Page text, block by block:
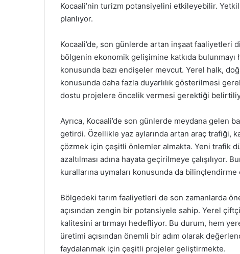
Kocaali’nin turizm potansiyelini etkileyebilir.
planlıyor.
Kocaali’de, son günlerde artan inşaat
bölgenin ekonomik gelişimine katkıda
konusunda bazı endişeler mevcut. Yerel halk,
konusunda daha fazla duyarlılık gösterilmesi
dostu projelere öncelik vermesi gerektiği
Ayrıca, Kocaali’de son günlerde meydana gelen
getirdi. Özellikle yaz aylarında artan araç trafiği,
çözmek için çeşitli önlemler almakta. Yeni trafik
azaltılması adına hayata geçirilmeye çalışılıyor.
kurallarına uymaları konusunda da bilinçlendirme
Bölgedeki tarım faaliyetleri de son zamanlarda
açısından zengin bir potansiyele sahip. Yerel
kalitesini artırmayı hedefliyor. Bu durum, hem
üretimi açısından önemli bir adım olarak
faydalanmak için çeşitli projeler geliştirmekte.